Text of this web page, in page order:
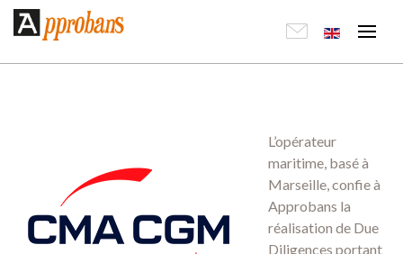
L’opérateur
maritime, basé à
Marseille, confie à
Approbans la
réalisation de Due
Diligences portant